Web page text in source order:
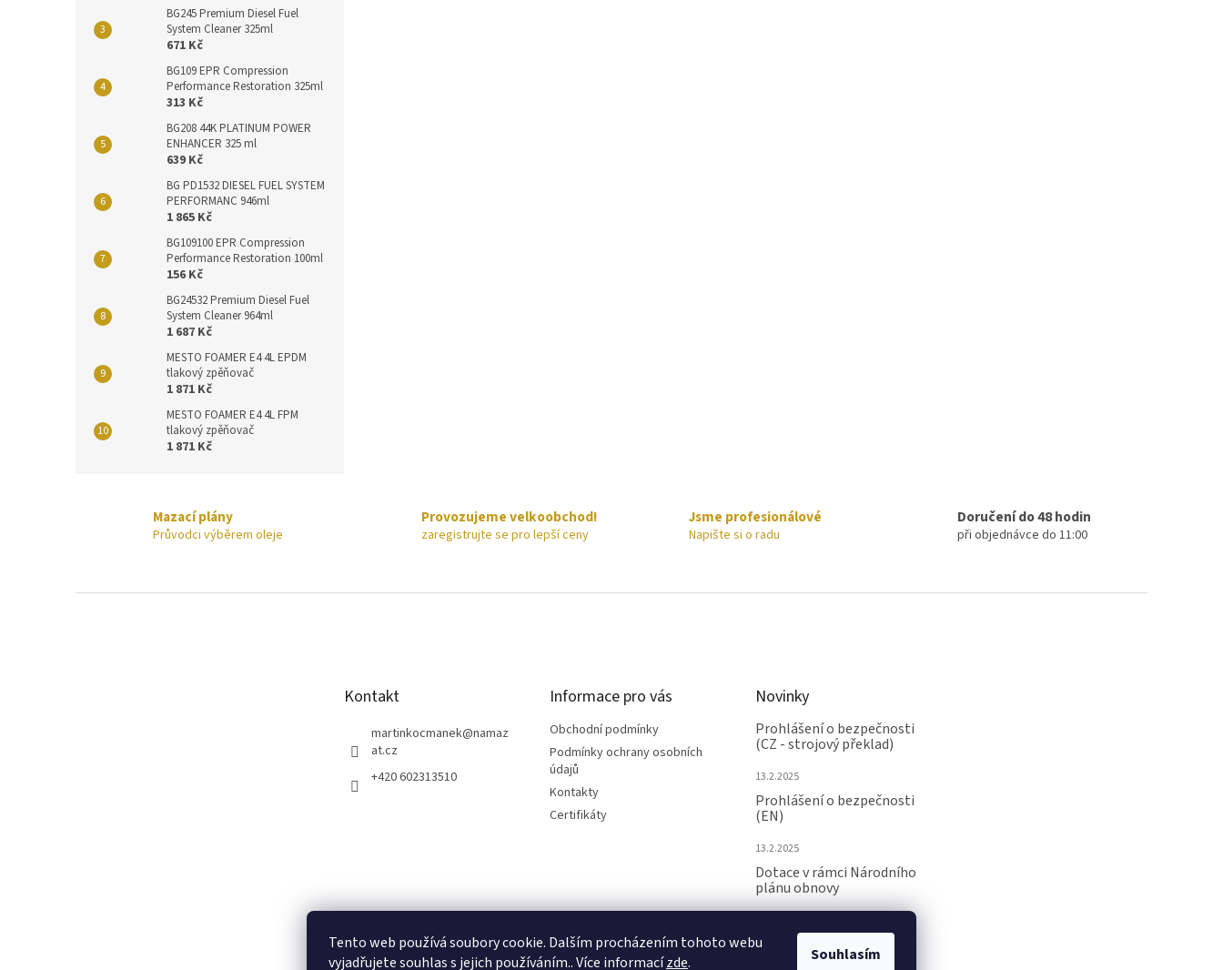
Tento web používá soubory cookie. Dalším procházením tohoto webu
vyjadřujete souhlas s jejich používáním.. Více informacízde. Souhlasím
BG245 Premium Diesel Fuel
System Cleaner 325ml
671 Kč
BG109 EPR Compression
Performance Restoration 325ml
313 Kč
BG208 44K PLATINUM POWER
ENHANCER 325 ml
639 Kč
BG PD1532 DIESEL FUEL SYSTEM
PERFORMANC 946ml
1 865 Kč
BG109100 EPR Compression
Performance Restoration 100ml
156 Kč
BG24532 Premium Diesel Fuel
System Cleaner 964ml
1 687 Kč
MESTO FOAMER E4 4L EPDM
tlakový zpěňovač
1 871 Kč
MESTO FOAMER E4 4L FPM
tlakový zpěňovač
1 871 Kč
Mazací plány
Průvodci výběrem oleje
Provozujeme velkoobchod!
zaregistrujte se pro lepší ceny
Jsme profesionálové
Napište si o radu
Doručení do 48 hodin
při objednávce do 11:00
Kontakt
martinkocmanek@namaz
at.cz
+420 602313510
Informace pro vás
Obchodní podmínky
Podmínky ochrany osobních
údajů
Kontakty
Certifikáty
Novinky
Prohlášení o bezpečnosti
(CZ - strojový překlad)
13.2.2025
Prohlášení o bezpečnosti
(EN)
13.2.2025
Dotace v rámci Národního
plánu obnovy